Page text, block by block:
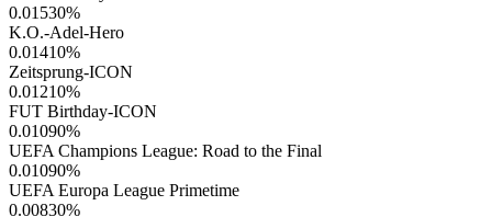
0.01530%
K.O.-Adel-Hero
0.01410%
Zeitsprung-ICON
0.01210%
FUT Birthday-ICON
0.01090%
UEFA Champions League: Road to the Final
0.01090%
UEFA Europa League Primetime
0.00830%